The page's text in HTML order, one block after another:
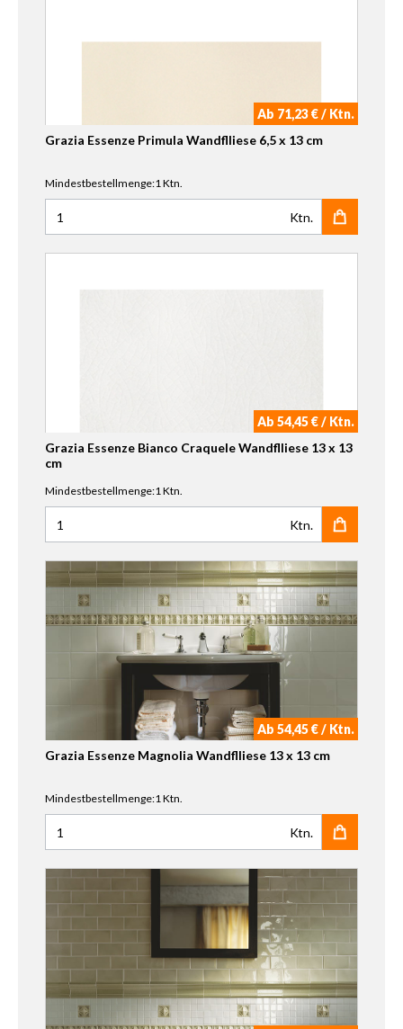
Ab 71,23 € / Ktn.
Grazia Essenze Primula Wandflliese 6,5 x 13 cm
Mindestbestellmenge:1 Ktn.
Anzahl für Grazia Essenze Primula Wandflliese 6,5 x 13 cm
Ktn.
Ab 54,45 € / Ktn.
Grazia Essenze Bianco Craquele Wandflliese 13 x 13
cm
Mindestbestellmenge:1 Ktn.
Anzahl für Grazia Essenze Bianco Craquele Wandflliese
Ktn.
Ab 54,45 € / Ktn.
Grazia Essenze Magnolia Wandflliese 13 x 13 cm
Mindestbestellmenge:1 Ktn.
Anzahl für Grazia Essenze Magnolia Wandflliese 13 x 13
Ktn.